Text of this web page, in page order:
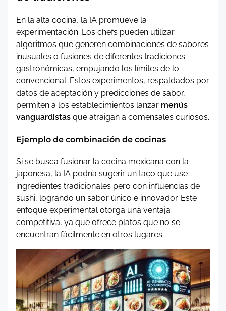
En la alta cocina, la IA promueve la
experimentación. Los chefs pueden utilizar
algoritmos que generen combinaciones de sabores
inusuales o fusiones de diferentes tradiciones
gastronómicas, empujando los límites de lo
convencional. Estos experimentos, respaldados por
datos de aceptación y predicciones de sabor,
permiten a los establecimientos lanzar menús
vanguardistas que atraigan a comensales curiosos.
Ejemplo de combinación de cocinas
Si se busca fusionar la cocina mexicana con la
japonesa, la IA podría sugerir un taco que use
ingredientes tradicionales pero con influencias de
sushi, logrando un sabor único e innovador. Este
enfoque experimental otorga una ventaja
competitiva, ya que ofrece platos que no se
encuentran fácilmente en otros lugares.